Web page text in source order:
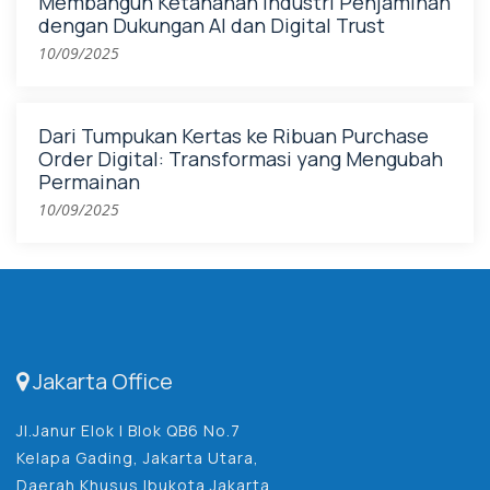
dengan Dukungan AI dan Digital Trust
10/09/2025
Dari Tumpukan Kertas ke Ribuan Purchase
Order Digital: Transformasi yang Mengubah
Permainan
10/09/2025
Jakarta Office
Jl.Janur Elok I Blok QB6 No.7
Kelapa Gading, Jakarta Utara,
Daerah Khusus Ibukota Jakarta